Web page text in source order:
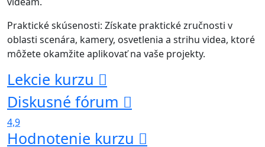
Praktické skúsenosti: Získate praktické zručnosti v
oblasti scenára, kamery, osvetlenia a strihu videa, ktoré
môžete okamžite aplikovať na vaše projekty.
Lekcie kurzu
Diskusné fórum
4,9
Hodnotenie kurzu